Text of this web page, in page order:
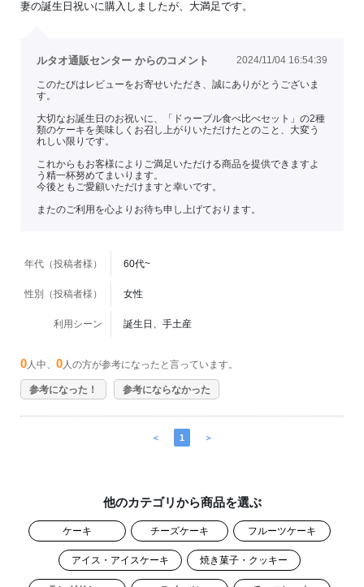
妻の誕生日祝いに購入しましたが、大満足です。
ルタオ通販センター からのコメント 2024/11/04 16:54:39
このたびはレビューをお寄せいただき、誠にありがとうございま
す。
大切なお誕生日のお祝いに、「ドゥーブル食べ比べセット」の2種
類のケーキを美味しくお召し上がりいただけたとのこと、大変う
れしい限りです。
これからもお客様によりご満足いただける商品を提供できますよ
う精一杯努めてまいります。
今後ともご愛顧いただけますと幸いです。
またのご利用を心よりお待ち申し上げております。
年代（投稿者様） 60代~
性別（投稿者様） 女性
利用シーン 誕生日、手土産
0 人中、 0 人の方が参考になったと言っています。
参考になった！ 参考にならなかった
＜ 1 ＞
他のカテゴリから商品を選ぶ
ケーキ チーズケーキ フルーツケーキ
アイス・アイスケーキ 焼き菓子・クッキー